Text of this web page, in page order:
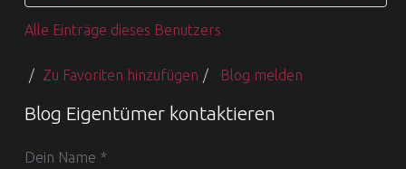
Alle Einträge dieses Benutzers
Zu Favoriten hinzufügen Blog melden
Blog Eigentümer kontaktieren
Dein Name *